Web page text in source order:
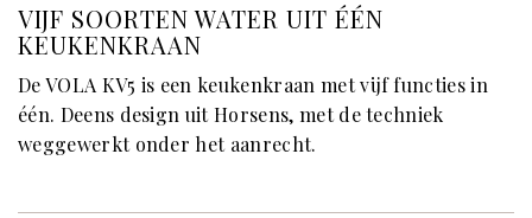
VIJF SOORTEN WATER UIT ÉÉN
KEUKENKRAAN
De VOLA KV5 is een keukenkraan met vijf functies in
één. Deens design uit Horsens, met de techniek
weggewerkt onder het aanrecht.